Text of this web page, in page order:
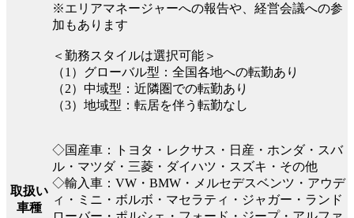
※エリアマネージャーへの報告や、経営会議への参
加もあります
＜勤務スタイルは選択可能＞
（1）グローバル型：全国各地への転勤あり
（2）中域型：近隣圏での転勤あり
（3）地域型：転居を伴う転勤なし
取扱い
車種
◇国産車：トヨタ・レクサス・日産・ホンダ・スバ
ル・マツダ・三菱・ダイハツ・スズキ・その他
◇輸入車：VW・BMW・メルセデスベンツ・アウデ
ィ・ミニ・ボルボ・マセラティ・ジャガー・ランド